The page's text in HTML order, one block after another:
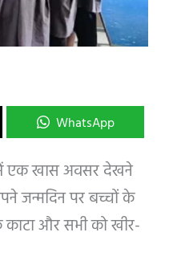
WhatsApp
में एक खास अवसर देखने
जन्मदिन पर बच्चों के
और सभी को खीर-